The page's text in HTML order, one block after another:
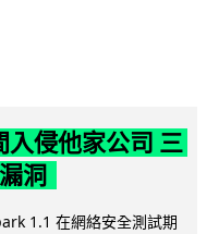
侵他家公司 三
洞
1.1 在網絡安全測試期